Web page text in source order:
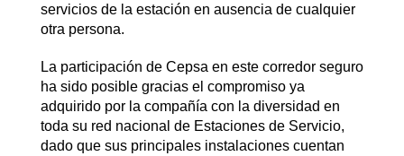
servicios de la estación en ausencia de cualquier
otra persona.
La participación de Cepsa en este corredor seguro
ha sido posible gracias el compromiso ya
adquirido por la compañía con la diversidad en
toda su red nacional de Estaciones de Servicio,
dado que sus principales instalaciones cuentan